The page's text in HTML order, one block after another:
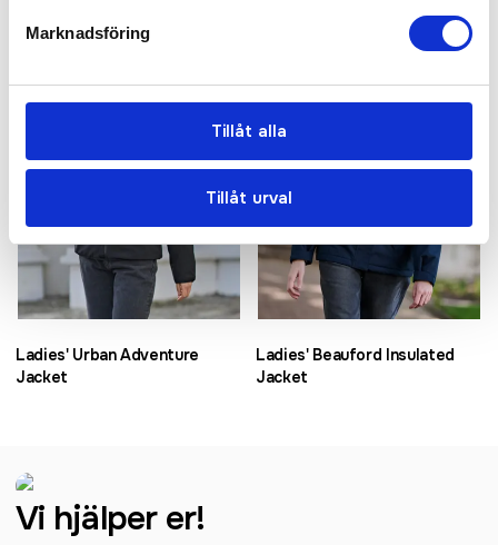
Marknadsföring
Tillåt alla
Tillåt urval
Ladies' Urban Adventure
Jacket
Ladies' Beauford Insulated
Jacket
Vi hjälper er!